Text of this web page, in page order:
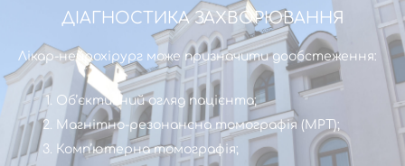
ДІАГНОСТИКА ЗАХВОРЮВАННЯ
Лікар-нейрохірург може призначити дообстеження:
Об’єктивний огляд пацієнта;
Магнітно-резонансна томографія (МРТ);
Комп’ютерна томографія;